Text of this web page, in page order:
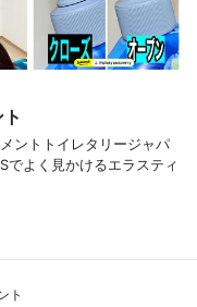
ントトイレタリージャパ
でよく見かけるエラスティ
ト